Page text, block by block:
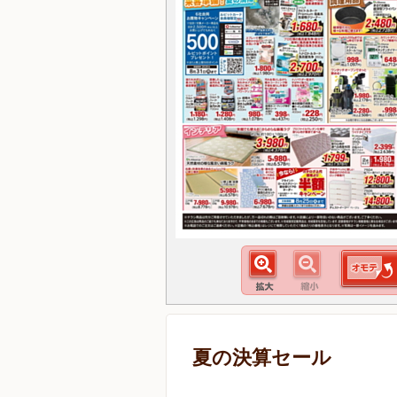
夏の決算セール